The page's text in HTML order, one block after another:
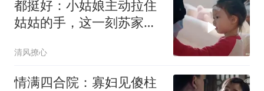
都挺好：小姑娘主动拉住
姑姑的手，这一刻苏家才
清风撩心
情满四合院：寡妇见傻柱